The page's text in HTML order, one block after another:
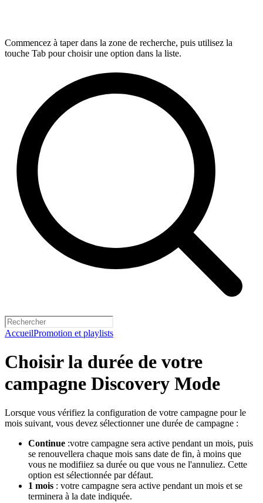
Commencez à taper dans la zone de recherche, puis utilisez la
touche Tab pour choisir une option dans la liste.
AccueilPromotion et playlists
Choisir la durée de votre
campagne Discovery Mode
Lorsque vous vérifiez la configuration de votre campagne pour le
mois suivant, vous devez sélectionner une durée de campagne :
Continue :votre campagne sera active pendant un mois, puis
se renouvellera chaque mois sans date de fin, à moins que
vous ne modifiiez sa durée ou que vous ne l'annuliez. Cette
option est sélectionnée par défaut.
1 mois : votre campagne sera active pendant un mois et se
terminera à la date indiquée.